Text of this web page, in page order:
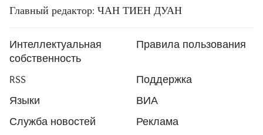
Главный редактор: ЧАН ТИЕН ДУАН
Интеллектуальная
собственность
Правила пользования
RSS
Поддержка
Языки
ВИА
Служба новостей
Реклама